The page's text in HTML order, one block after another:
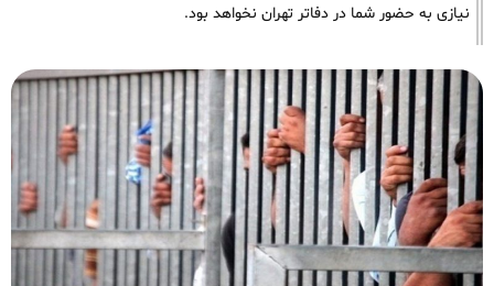
نیازی به حضور شما در دفاتر تهران نخواهد بود.